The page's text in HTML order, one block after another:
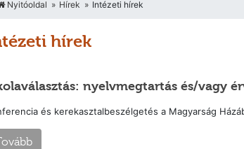
Nyitóoldal Hírek Intézeti hírek
hírek
nyelvmegtartás és/vagy
és kerekasztalbeszélgetés a Magyarság